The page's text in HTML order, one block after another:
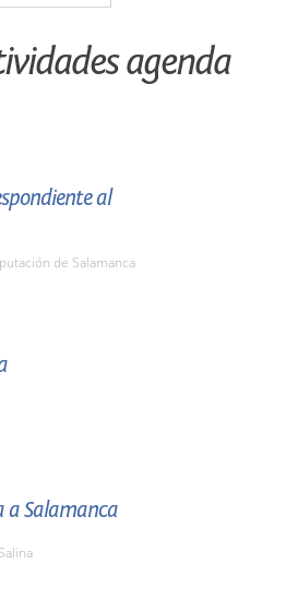
agenda
al
de Salamanca
a Salamanca